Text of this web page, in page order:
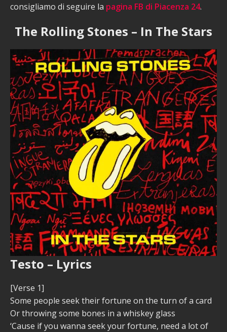
consigliamo di seguire la pagina FB di Piacenza 24.
The Rolling Stones – In The Stars
Testo – Lyrics
[Verse 1]
Some people seek their fortune on the turn of a card
Or throwing some bones in a whiskey glass
‘Cause if you wanna seek your fortune, need a lot of